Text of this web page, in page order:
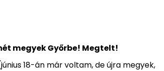
megyek Győrbe! Megtelt!
18-án már voltam, de újra megyek,